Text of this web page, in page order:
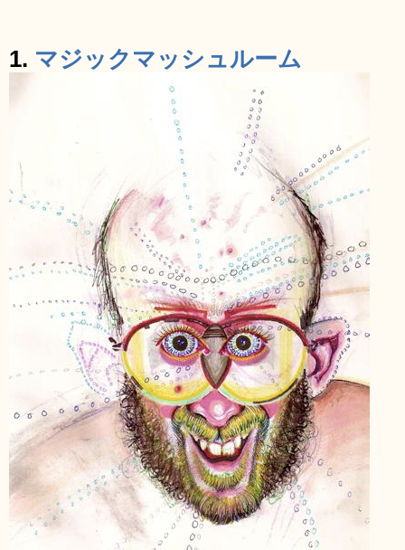
1. マジックマッシュルーム